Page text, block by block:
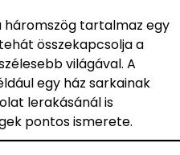
háromszög tartalmaz egy
összekapcsolja a
világával. A
egy ház sarkainak
lerakásánál is
pontos ismerete.